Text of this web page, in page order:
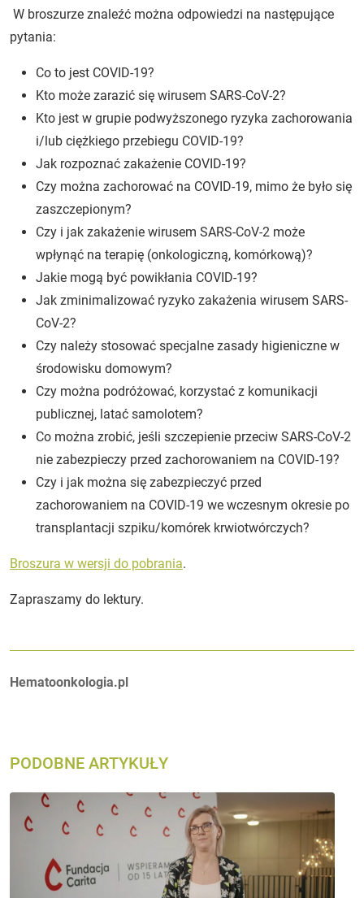
W broszurze znaleźć można odpowiedzi na następujące
pytania:
Co to jest COVID-19?
Kto może zarazić się wirusem SARS-CoV-2?
Kto jest w grupie podwyższonego ryzyka zachorowania
i/lub ciężkiego przebiegu COVID-19?
Jak rozpoznać zakażenie COVID-19?
Czy można zachorować na COVID-19, mimo że było się
zaszczepionym?
Czy i jak zakażenie wirusem SARS-CoV-2 może
wpłynąć na terapię (onkologiczną, komórkową)?
Jakie mogą być powikłania COVID-19?
Jak zminimalizować ryzyko zakażenia wirusem SARS-
CoV-2?
Czy należy stosować specjalne zasady higieniczne w
środowisku domowym?
Czy można podróżować, korzystać z komunikacji
publicznej, latać samolotem?
Co można zrobić, jeśli szczepienie przeciw SARS-CoV-2
nie zabezpieczy przed zachorowaniem na COVID-19?
Czy i jak można się zabezpieczyć przed
zachorowaniem na COVID-19 we wczesnym okresie po
transplantacji szpiku/komórek krwiotwórczych?
Broszura w wersji do pobrania.
Zapraszamy do lektury.
Autorzy:
Hematoonkologia.pl
PODOBNE ARTYKUŁY